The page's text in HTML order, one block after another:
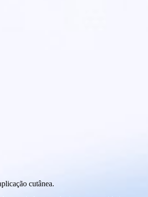
cutânea.